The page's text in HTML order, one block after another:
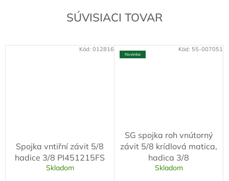
SÚVISIACI TOVAR
Spojka vntiřní závit 5/8
hadice 3/8 PI451215FS
Skladom
Kód: 012816
Novinka
SG spojka roh vnútorný
závit 5/8 krídlová matica,
hadica 3/8
Skladom
Kód: 55-007051